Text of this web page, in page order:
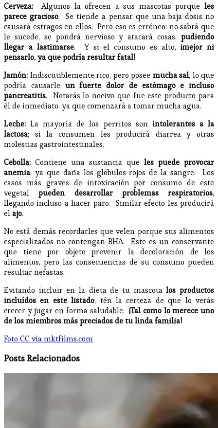
Cerveza: Algunos la ofrecen a sus mascotas porque les
parece gracioso. Se tiende a pensar que una baja dosis no
causará estragos en ellos. Pero eso es erróneo: no sabrá que
le sucede, se pondrá nervioso y atacará cosas, pudiendo
llegar a lastimarse. Y si el consumo es alto, ¡mejor ni
pensarlo, ya que podría resultar fatal!
Jamón: Indiscutiblemente rico, pero posee mucha sal, lo que
podría causarle un fuerte dolor de estómago e incluso
pancreatitis. Notarás lo nocivo que fue este producto para
él de inmediato, ya que comenzará a tomar mucha agua.
Leche: La mayoría de los perritos sonintolerantes a la
lactosa; si la consumen les producirá diarrea y otras
molestias gastrointestinales.
Cebolla: Contiene una sustancia que les puede provocar
anemia, ya que daña los glóbulos rojos de la sangre. Los
casos más graves de intoxicación por consumo de este
vegetal pueden desarrollar problemas respiratorios,
llegando incluso a hacer paro. Similar efecto les producirá
elajo.
No está demás recordarles que velen porque sus alimentos
especializados no contengan BHA. Este es un conservante
que tiene por objeto prevenir la decoloración de los
alimentos, pero las consecuencias de su consumo pueden
resultar nefastas.
Evitando incluir en la dieta de tu mascotalos productos
incluídos en este listado, tén la certeza de que lo verás
crecer y jugar en forma saludable. ¡Tal como lo merece uno
de los miembros más preciados de tu linda familia!
Foto CC vía mktfilms.com
Posts Relacionados